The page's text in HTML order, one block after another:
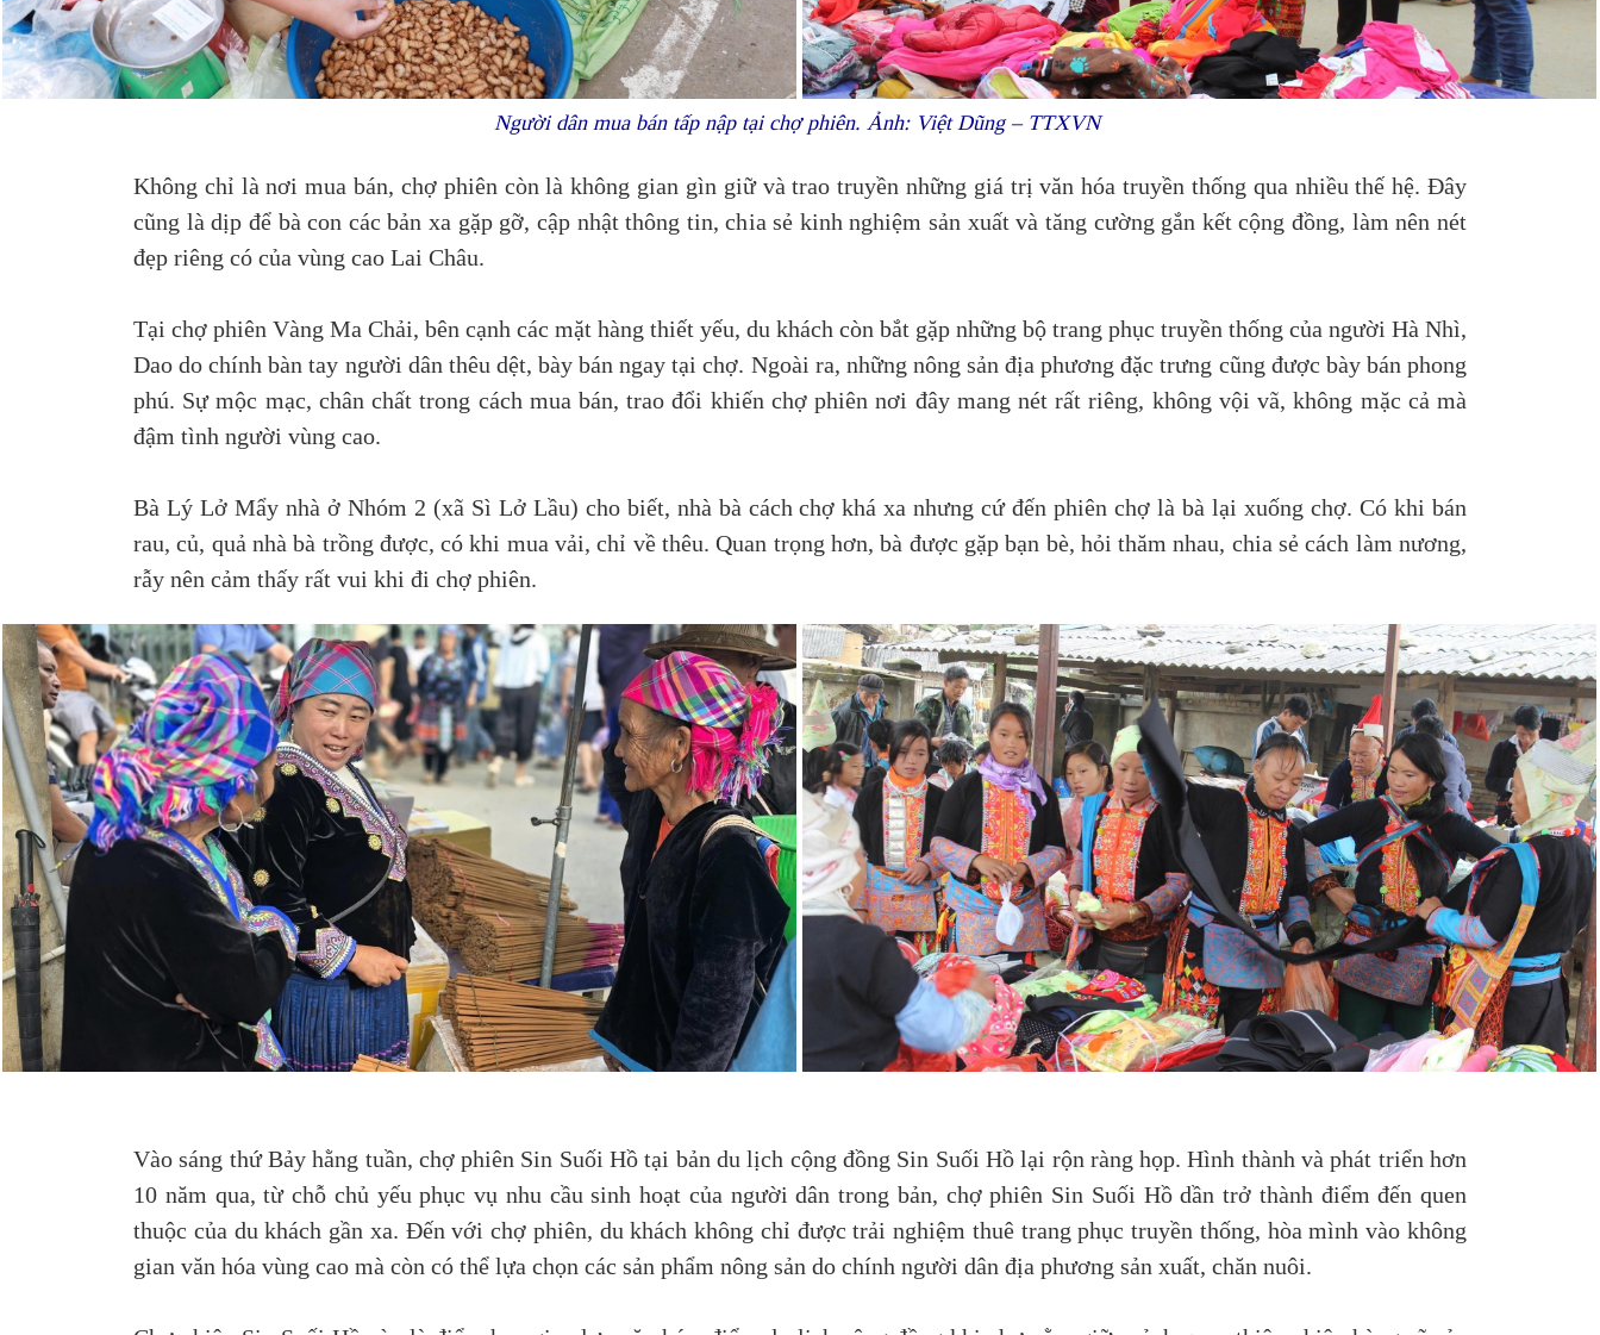
Người dân mua bán tấp nập tại chợ phiên. Ảnh: Việt Dũng – TTXVN
Không chỉ là nơi mua bán, chợ phiên còn là không gian gìn giữ và trao truyền những giá trị văn hóa truyền thống qua nhiều thế hệ. Đây
cũng là dịp để bà con các bản xa gặp gỡ, cập nhật thông tin, chia sẻ kinh nghiệm sản xuất và tăng cường gắn kết cộng đồng, làm nên nét
đẹp riêng có của vùng cao Lai Châu.
Tại chợ phiên Vàng Ma Chải, bên cạnh các mặt hàng thiết yếu, du khách còn bắt gặp những bộ trang phục truyền thống của người Hà Nhì,
Dao do chính bàn tay người dân thêu dệt, bày bán ngay tại chợ. Ngoài ra, những nông sản địa phương đặc trưng cũng được bày bán phong
phú. Sự mộc mạc, chân chất trong cách mua bán, trao đổi khiến chợ phiên nơi đây mang nét rất riêng, không vội vã, không mặc cả mà
đậm tình người vùng cao.
Bà Lý Lở Mẩy nhà ở Nhóm 2 (xã Sì Lở Lầu) cho biết, nhà bà cách chợ khá xa nhưng cứ đến phiên chợ là bà lại xuống chợ. Có khi bán
rau, củ, quả nhà bà trồng được, có khi mua vải, chỉ về thêu. Quan trọng hơn, bà được gặp bạn bè, hỏi thăm nhau, chia sẻ cách làm nương,
rẫy nên cảm thấy rất vui khi đi chợ phiên.
Vào sáng thứ Bảy hằng tuần, chợ phiên Sin Suối Hồ tại bản du lịch cộng đồng Sin Suối Hồ lại rộn ràng họp. Hình thành và phát triển hơn
10 năm qua, từ chỗ chủ yếu phục vụ nhu cầu sinh hoạt của người dân trong bản, chợ phiên Sin Suối Hồ dần trở thành điểm đến quen
thuộc của du khách gần xa. Đến với chợ phiên, du khách không chỉ được trải nghiệm thuê trang phục truyền thống, hòa mình vào không
gian văn hóa vùng cao mà còn có thể lựa chọn các sản phẩm nông sản do chính người dân địa phương sản xuất, chăn nuôi.